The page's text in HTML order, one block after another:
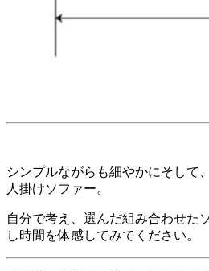
シンプルながらも細やかにそして
人掛けソファー。
自分で考え、選んだ組み合わせた
し時間を体感してみてください。